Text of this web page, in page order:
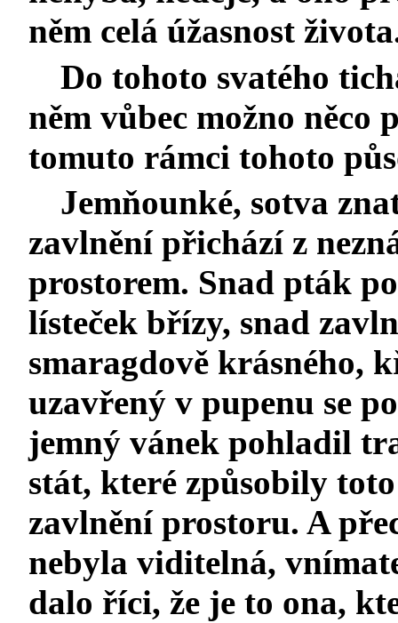
něm celá úžasnost
Do tohoto svatého
něm vůbec možno něco
tomuto rámci tohoto
Jemňounké, sotva
zavlnění přichází z
prostorem. Snad pták
lísteček břízy, snad
smaragdově krásného,
uzavřený v pupenu se
jemný vánek pohladil
stát, které způsobily
zavlnění prostoru. A
nebyla viditelná,
dalo říci, že je to ona,